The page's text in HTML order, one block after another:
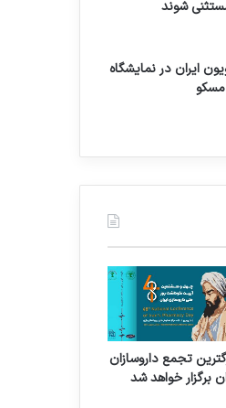
شوند
ایران در نمایشگاه
مسکو
تجمع داروسازان
برگزار خواهد شد